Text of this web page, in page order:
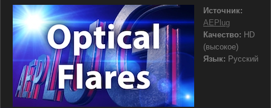
Источник:
AEPlug
Качество: HD
(высокое)
Язык: Русский